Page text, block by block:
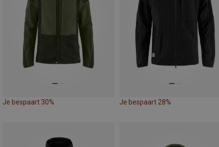
Je bespaart 30% Je bespaart 28%